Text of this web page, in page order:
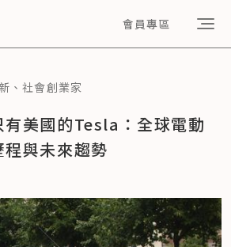
會員專區
、社會創業家
有美國的Tesla：全球電動
與未來趨勢